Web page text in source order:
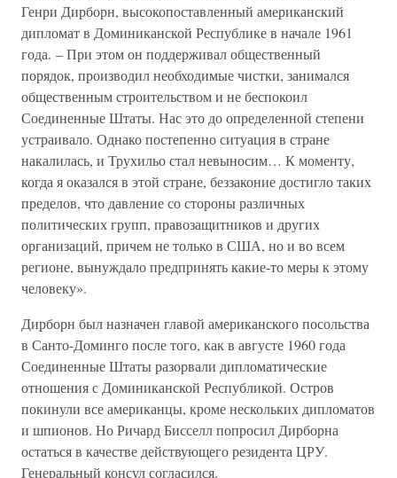
Генри Дирборн, высокопоставленный американский
дипломат в Доминиканской Республике в начале 1961
года. – При этом он поддерживал общественный
порядок, производил необходимые чистки, занимался
общественным строительством и не беспокоил
Соединенные Штаты. Нас это до определенной степени
устраивало. Однако постепенно ситуация в стране
накалилась, и Трухильо стал невыносим… К моменту,
когда я оказался в этой стране, беззаконие достигло таких
пределов, что давление со стороны различных
политических групп, правозащитников и других
организаций, причем не только в США, но и во всем
регионе, вынуждало предпринять какие-то меры к этому
человеку».
Дирборн был назначен главой американского посольства
в Санто-Доминго после того, как в августе 1960 года
Соединенные Штаты разорвали дипломатические
отношения с Доминиканской Республикой. Остров
покинули все американцы, кроме нескольких дипломатов
и шпионов. Но Ричард Бисселл попросил Дирборна
остаться в качестве действующего резидента ЦРУ.
Генеральный консул согласился.